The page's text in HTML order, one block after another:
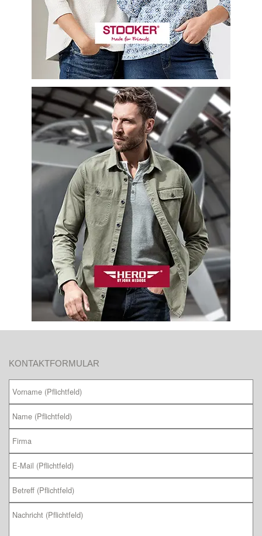
KONTAKTFORMULAR